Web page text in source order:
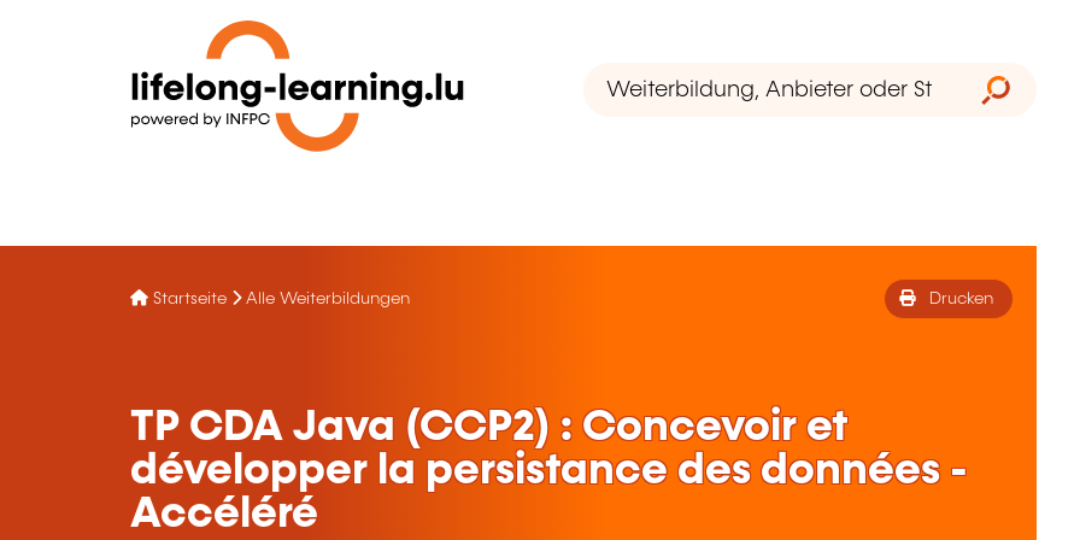
Startseite Alle Weiterbildungen Drucken
TP CDA Java (CCP2) : Concevoir et
développer la persistance des données -
Accéléré